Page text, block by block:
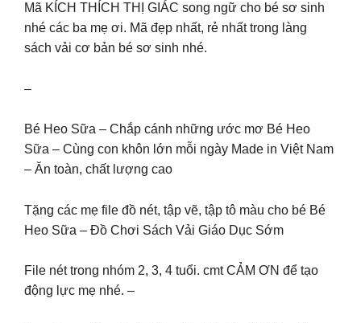
Mã KÍCH THÍCH THỊ GIÁC song ngữ cho bé sơ sinh
nhé các ba mẹ ơi. Mã đẹp nhất, rẻ nhất trong làng
sách vải cơ bản bé sơ sinh nhé.
–
Bé Heo Sữa – Chắp cánh những ước mơ Bé Heo
Sữa – Cùng con khôn lớn mỗi ngày Made in Việt Nam
– Ăn toàn, chất lượng cao
Tặng các mẹ file đồ nét, tập vẽ, tập tô màu cho bé Bé
Heo Sữa – Đồ Chơi Sách Vải Giáo Dục Sớm
File nét trong nhóm 2, 3, 4 tuổi. cmt CẢM ƠN để tạo
động lực mẹ nhé. –